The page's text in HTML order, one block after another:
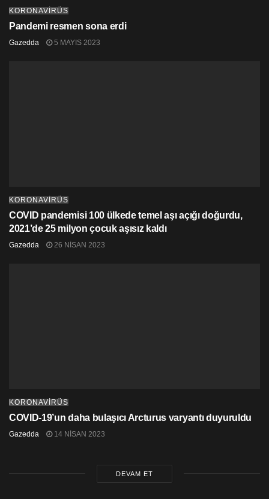
KORONAVİRÜS
Pandemi resmen sona erdi
Gazedda 5 MAYIS 2023
KORONAVİRÜS
COVID pandemisi 100 ülkede temel aşı açığı doğurdu,
2021’de 25 milyon çocuk aşısız kaldı
Gazedda 26 NISAN 2023
KORONAVİRÜS
COVID-19’un daha bulaşıcı Arcturus varyantı duyuruldu
Gazedda 14 NISAN 2023
DEVAM ET